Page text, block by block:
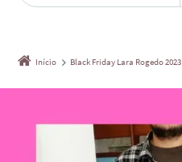
Início Black Friday Lara Rogedo 2023